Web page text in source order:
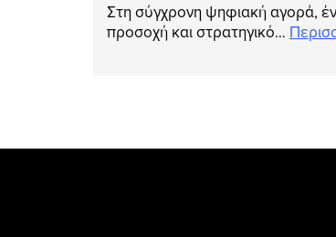
Στη σύγχρονη ψηφιακή αγορά,
προσοχή και στρατηγικό…